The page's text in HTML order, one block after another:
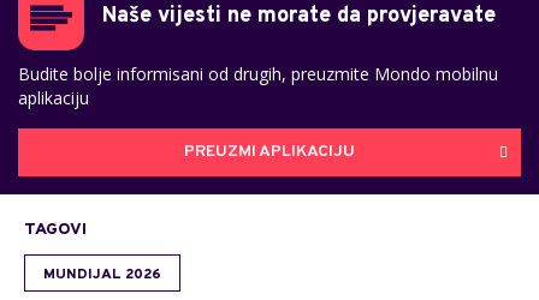
Naše vijesti ne morate da provjeravate
Budite bolje informisani od drugih, preuzmite Mondo mobilnu
aplikaciju
PREUZMI APLIKACIJU
TAGOVI
MUNDIJAL 2026